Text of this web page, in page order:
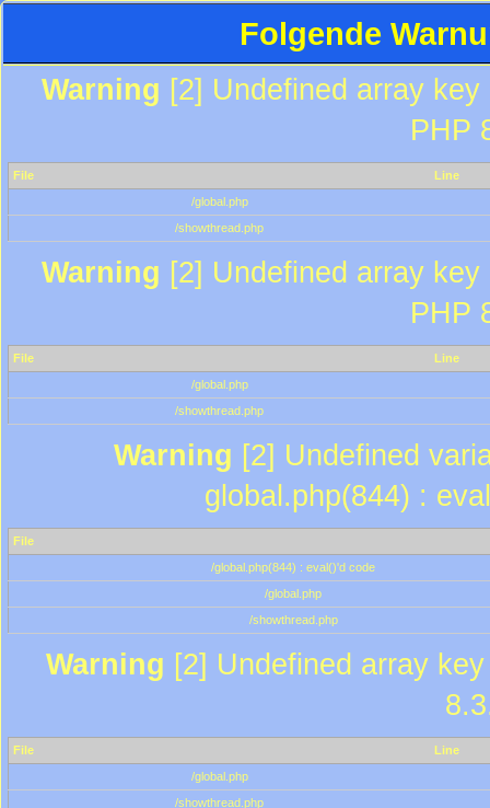
Folgende
Warning [2] Undefined array
PHP
File
Line
/global.php
/showthread.php
Warning [2] Undefined array
PHP
File
Line
/global.php
/showthread.php
Warning [2] Undefined
global.php(844) :
File
/global.php(844) : eval()'d code
/global.php
/showthread.php
Warning [2] Undefined array
File
Line
/global.php
/showthread.php